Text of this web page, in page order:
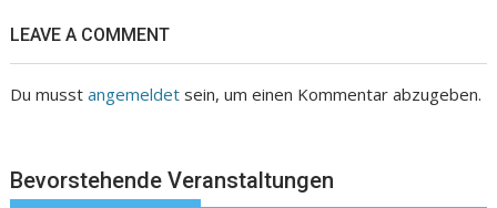
LEAVE A COMMENT
Du musstangemeldet sein, um einen Kommentar abzugeben.
Bevorstehende Veranstaltungen